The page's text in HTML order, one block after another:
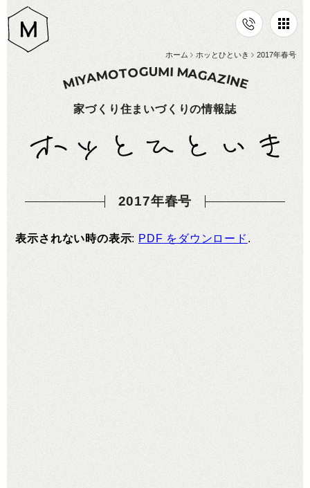
ホーム ホッとひといき 2017年春号
MIYAMOTOGUMI MAGAZINE
家づくり住まいづくりの情報誌
2017年春号
表示されない時の表示: PDF をダウンロード .